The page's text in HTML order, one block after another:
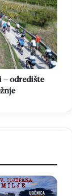
– odredište